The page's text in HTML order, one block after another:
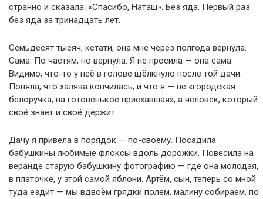
странно и сказала: «Спасибо, Наташ». Без яда. Первый раз
без яда за тринадцать лет.
Семьдесят тысяч, кстати, она мне через полгода вернула.
Сама. По частям, но вернула. Я не просила — она сама.
Видимо, что-то у неё в голове щёлкнуло после той дачи.
Поняла, что халява кончилась, и что я — не «городская
белоручка, на готовенькое приехавшая», а человек, который
своё знает и своё держит.
Дачу я привела в порядок — по-своему. Посадила
бабушкины любимые флоксы вдоль дорожки. Повесила на
веранде старую бабушкину фотографию — где она молодая,
в платочке, у этой самой яблони. Артём, сын, теперь со мной
туда ездит — мы вдвоём грядки полем, малину собираем, по